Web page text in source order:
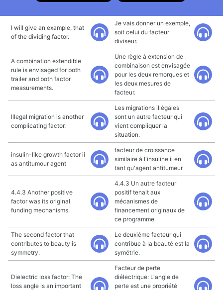
I will give an example, that
of the dividing factor.
Je vais donner un exemple,
soit celui du facteur
diviseur.
A combination extendible
rule is envisaged for both
trailer and both factor
measurements.
Une règle à extension de
combinaison est envisagée
pour les deux remorques et
les deux mesures de
facteur.
Illegal migration is another
complicating factor.
Les migrations illégales
sont un autre facteur qui
vient compliquer la
situation.
insulin-like growth factor ii
as antitumour agent
facteur de croissance
similaire à l'insuline ii en
tant qu'agent antitumeur
4.4.3 Another positive
factor was its original
funding mechanisms.
4.4.3 Un autre facteur
positif tenait aux
mécanismes de
financement originaux de
ce programme.
The second factor that
contributes to beauty is
symmetry.
Le deuxième facteur qui
contribue à la beauté est la
symétrie.
Dielectric loss factor: The
loss angle is an important
Facteur de perte
diélectrique: L'angle de
perte est une propriété